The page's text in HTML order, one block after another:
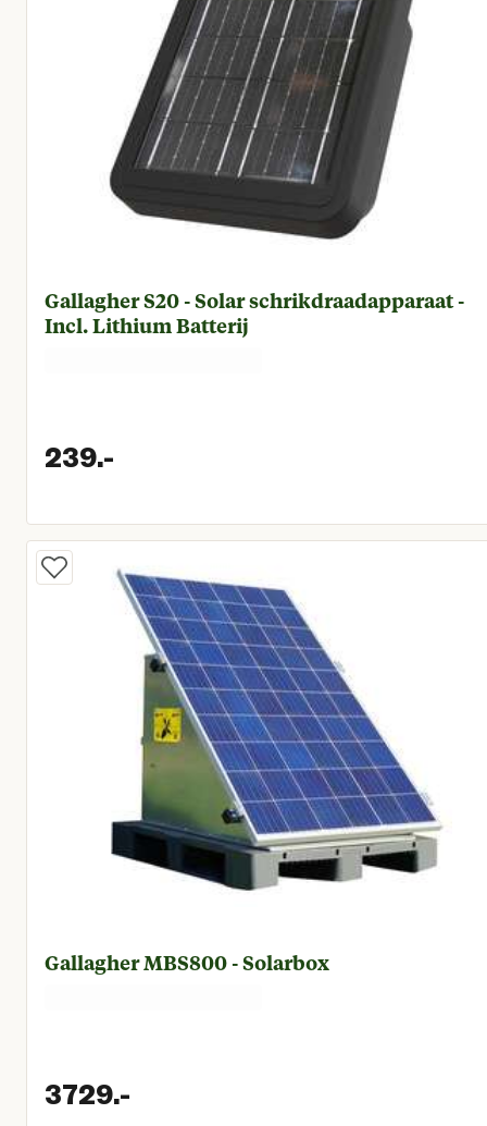
Gallagher S20 - Solar schrikdraadapparaat -
Incl. Lithium Batterij
239.-
Huidige prijs € 239,00
Gallagher MBS800 - Solarbox
3729.-